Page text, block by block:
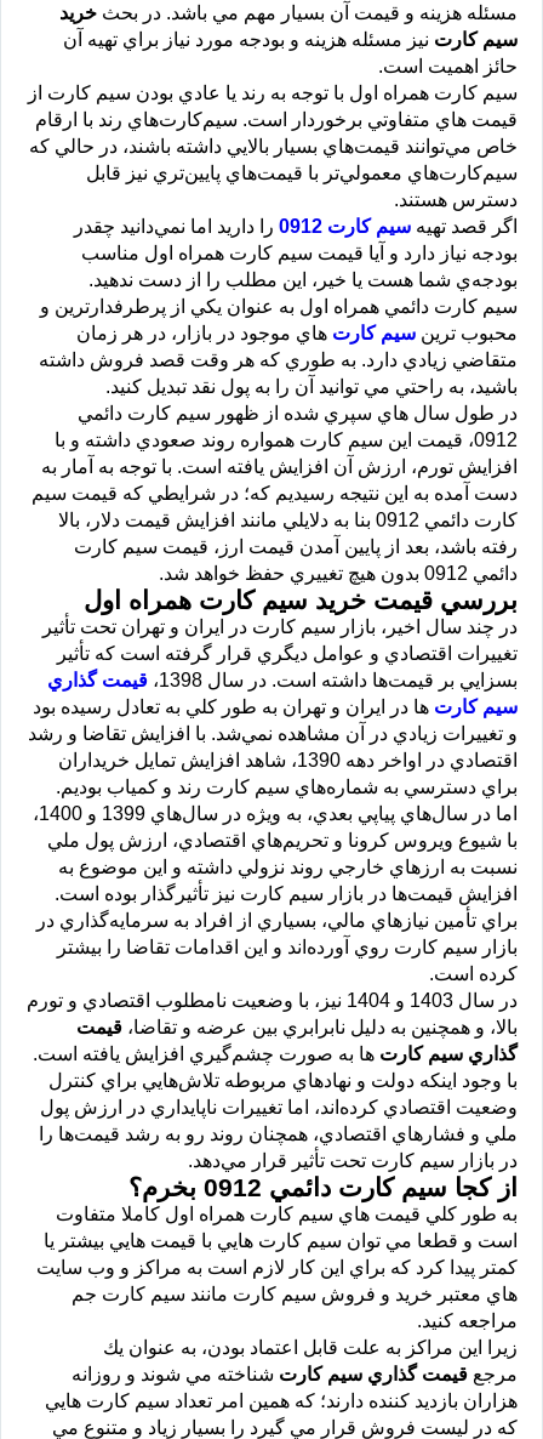
مسئله‌ هزينه و قيمت آن بسيار مهم مي باشد. در بحث خريد
سيم كارت نيز مسئله هزينه و بودجه مورد نياز براي تهيه آن
حائز اهميت است.
سيم كارت همراه اول با توجه به رند يا عادي بودن سيم كارت از
قيمت هاي متفاوتي برخوردار است. سيم‌كارت‌هاي رند با ارقام
خاص مي‌توانند قيمت‌هاي بسيار بالايي داشته باشند، در حالي كه
سيم‌كارت‌هاي معمولي‌تر با قيمت‌هاي پايين‌تري نيز قابل
دسترس هستند.
اگر قصد تهيه سيم كارت 0912
را داريد اما نمي‌دانيد چقدر
بودجه نياز دارد و آيا قيمت سيم كارت همراه اول مناسب
بودجه‌ي شما هست يا خير، اين مطلب را از دست ندهيد.
سيم كارت دائمي همراه اول به عنوان يكي از پرطرفدارترين و
محبوب ترين سيم كارت هاي موجود در بازار، در هر زمان
متقاضي زيادي دارد. به طوري كه هر وقت قصد فروش داشته
باشيد، به راحتي مي توانيد آن را به پول نقد تبديل كنيد.
در طول سال هاي سپري شده از ظهور سيم كارت دائمي
0912، قيمت اين سيم كارت همواره روند صعودي داشته و با
افزايش تورم، ارزش آن افزايش يافته است. با توجه به آمار به
دست آمده به اين نتيجه رسيديم كه؛ در شرايطي كه قيمت سيم
كارت دائمي 0912 بنا به دلايلي مانند افزايش قيمت دلار، بالا
رفته باشد، بعد از پايين آمدن قيمت ارز، قيمت سيم كارت
دائمي 0912 بدون هيچ تغييري حفظ خواهد شد.
بررسي قيمت خريد سيم كارت همراه اول
در چند سال اخير، بازار سيم كارت در ايران و تهران تحت تأثير
تغييرات اقتصادي و عوامل ديگري قرار گرفته است كه تأثير
بسزايي بر قيمت‌ها داشته است. در سال 1398،
قيمت گذاري
سيم كارت ‌ها در ايران و تهران به طور كلي به تعادل رسيده بود
و تغييرات زيادي در آن مشاهده نمي‌شد. با افزايش تقاضا و رشد
اقتصادي در اواخر دهه 1390، شاهد افزايش تمايل خريداران
براي دسترسي به شماره‌هاي سيم كارت رند و كمياب بوديم.
اما در سال‌هاي پياپي بعدي، به ويژه در سال‌هاي 1399 و 1400،
با شيوع ويروس كرونا و تحريم‌هاي اقتصادي، ارزش پول ملي
نسبت به ارزهاي خارجي روند نزولي داشته و اين موضوع به
افزايش قيمت‌ها در بازار سيم كارت نيز تأثيرگذار بوده است.
براي تأمين نيازهاي مالي، بسياري از افراد به سرمايه‌گذاري در
بازار سيم كارت روي آورده‌اند و اين اقدامات تقاضا را بيشتر
كرده است.
در سال 1403 و 1404 نيز، با وضعيت نامطلوب اقتصادي و تورم
بالا، و همچنين به دليل نابرابري بين عرضه و تقاضا، قيمت
گذاري سيم كارت ها به صورت چشم‌گيري افزايش يافته است.
با وجود اينكه دولت و نهادهاي مربوطه تلاش‌هايي براي كنترل
وضعيت اقتصادي كرده‌اند، اما تغييرات ناپايداري در ارزش پول
ملي و فشارهاي اقتصادي، همچنان روند رو به رشد قيمت‌ها را
در بازار سيم كارت تحت تأثير قرار مي‌دهد.
از كجا سيم كارت دائمي 0912 بخرم؟
به طور كلي قيمت هاي سيم كارت همراه اول كاملا متفاوت
است و قطعا مي توان سيم كارت هايي با قيمت هايي بيشتر يا
كمتر پيدا كرد كه براي اين كار لازم است به مراكز و وب سايت
هاي معتبر خريد و فروش سيم كارت مانند سيم كارت جم
مراجعه كنيد.
زيرا اين مراكز به علت قابل اعتماد بودن، به عنوان يك
مرجع قيمت گذاري سيم كارت شناخته مي شوند و روزانه
هزاران بازديد كننده دارند؛ كه همين امر تعداد سيم كارت هايي
كه در ليست فروش قرار مي گيرد را بسيار زياد و متنوع مي